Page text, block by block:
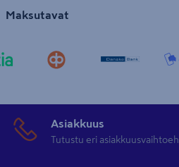
Maksutavat
Asiakkuus
Tutustu eri